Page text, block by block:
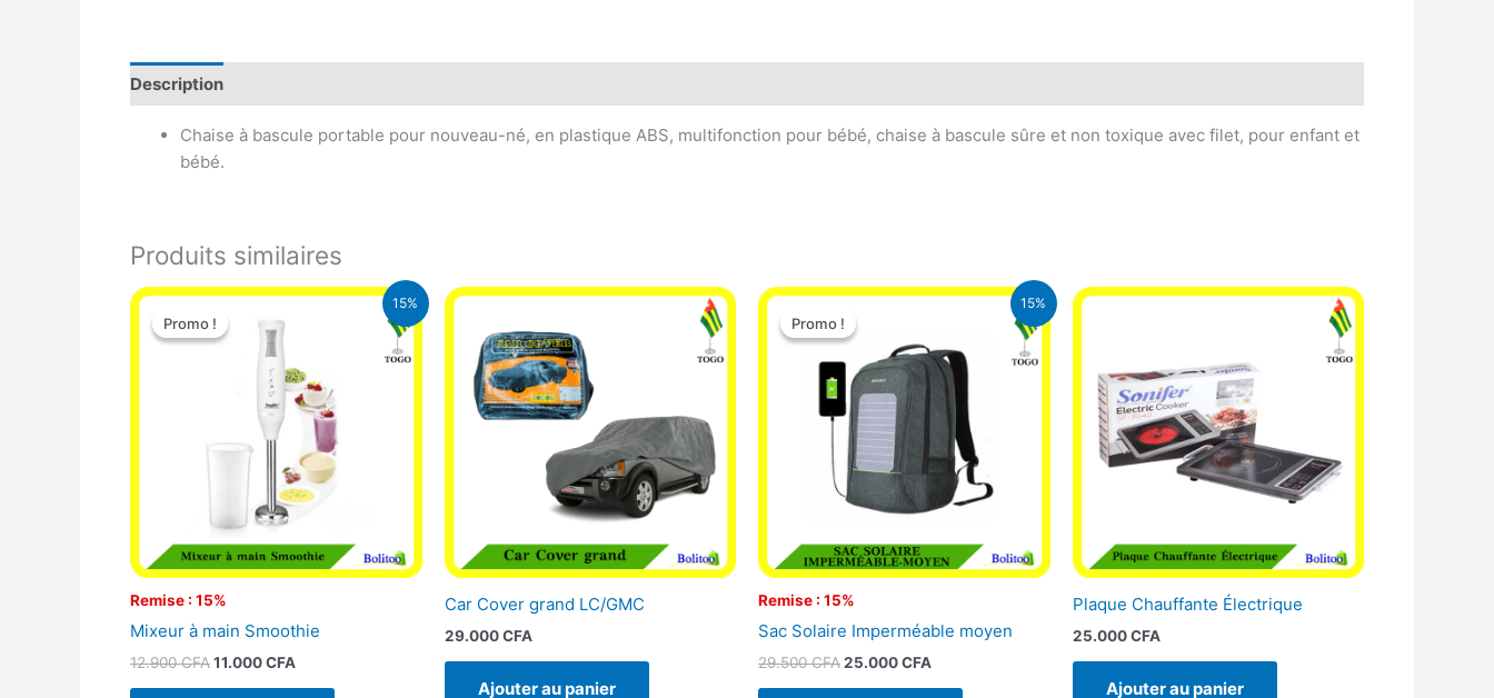
Description
Chaise à bascule portable pour nouveau-né, en plastique ABS, multifonction pour bébé, chaise à bascule sûre et non toxique avec filet, pour enfant et
bébé.
Produits similaires
15%
Promo !
Remise : 15%
Promo !
Mixeur à main Smoothie
12.900CFA
Le
initial
12.900 CFA.
11.000CFA
Le
11.000 CFA.
Car Cover grand LC/GMC
29.000CFA
Ajouter au panier
15%
Promo !
Remise : 15%
Promo !
Sac Solaire Imperméable moyen
29.500CFA
Le
initial
29.500 CFA.
25.000CFA
Le
est :
25.000 CFA.
Plaque Chauffante Électrique
25.000CFA
Ajouter au panier